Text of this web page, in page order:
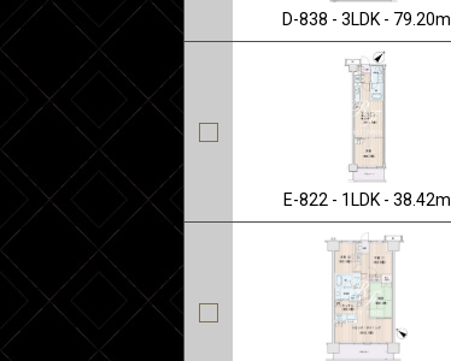
D-838 - 3LDK - 79.20m
E-822 - 1LDK - 38.42m